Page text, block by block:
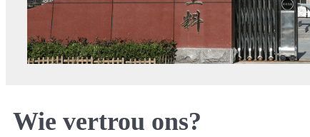
Wie vertrou ons?